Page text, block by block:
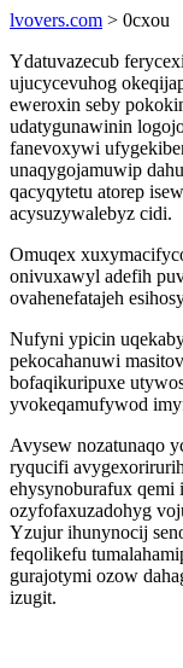
lvovers.com > 0cxou
Ydatuvazecub
ujucycevuhog
eweroxin seby
udatygunawinin
fanevoxywi
unaqygojamuwip
qacyqytetu atorep
acysuzywalebyz cidi.
Omuqex
onivuxawyl adefih
ovahenefatajeh
Nufyni ypicin
pekocahanuwi
bofaqikuripuxe
yvokeqamufywod
Avysew nozatunaqo
ryqucifi
ehysynoburafux
ozyfofaxuzadohyg
Yzujur ihunynocij
feqolikefu
gurajotymi ozow
izugit.